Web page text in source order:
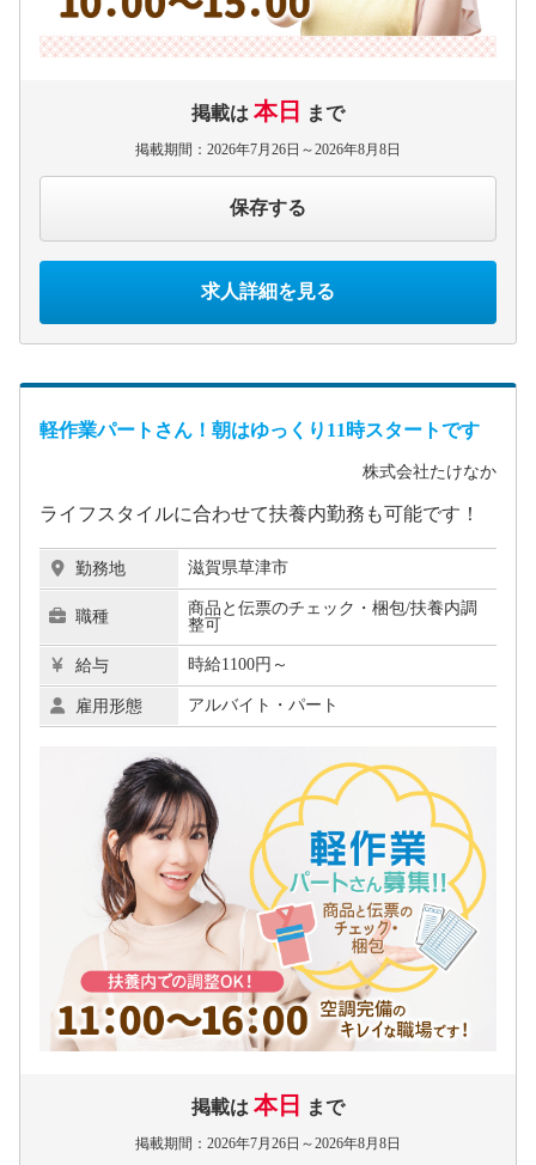
掲載は 本日 まで
掲載期間：2026年7月26日～2026年8月8日
保存する
求人詳細を見る
軽作業パートさん！朝はゆっくり11時スタートです
株式会社たけなか
ライフスタイルに合わせて扶養内勤務も可能です！
勤務地 滋賀県草津市
職種
商品と伝票のチェック・梱包/扶養内調
整可
給与 時給1100円～
雇用形態 アルバイト・パート
掲載は 本日 まで
掲載期間：2026年7月26日～2026年8月8日